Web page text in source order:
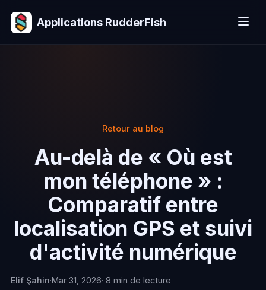
Applications RudderFish
Retour au blog
Au-delà de « Où est
mon téléphone » :
Comparatif entre
localisation GPS et suivi
d'activité numérique
Elif Şahin·Mar 31, 2026· 8 min de lecture